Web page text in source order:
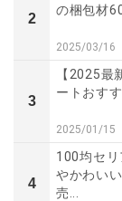
2
の梱包材
2025/03/16
3
【2025最
ートおす
2025/01/15
4
100均セ
やかわい
売...